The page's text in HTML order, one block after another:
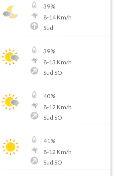
39%
8-14Km/h
Sud
39%
8-13 Km/h
Sud SO
40%
8-12 Km/h
Sud SO
41%
8-12 Km/h
Sud SO